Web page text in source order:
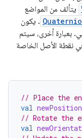
يتألف من المواضع
. يكون
بعبارة أخرى، سيتم
موقعه (0, 0, 0) في نقطة الأصل الخاصة
// Place the
val newPosition
// Rotate the
val